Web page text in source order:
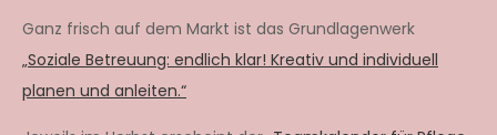
Ganz frisch auf dem Markt ist das Grundlagenwerk
„Soziale Betreuung: endlich klar! Kreativ und individuell
planen und anleiten.“